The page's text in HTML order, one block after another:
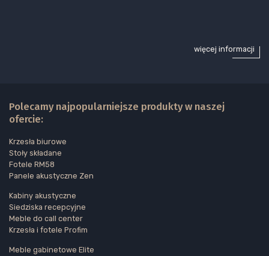
więcej informacji
Polecamy najpopularniejsze produkty w naszej
ofercie:
Krzesła biurowe
Stoły składane
Fotele RM58
Panele akustyczne Zen
Kabiny akustyczne
Siedziska recepcyjne
Meble do call center
Krzesła i fotele Profim
Meble gabinetowe Elite